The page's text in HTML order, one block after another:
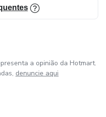
a opinião da Hotmart.
denuncie aqui